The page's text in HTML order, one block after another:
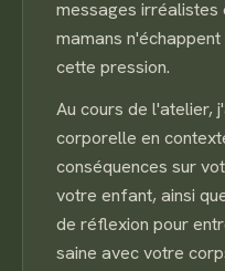
messages irréalistes
mamans
cette pression.
Au cours de l'atelier,
corporelle en
conséquences sur
votre enfant, ainsi
de réflexion pour
saine avec votre